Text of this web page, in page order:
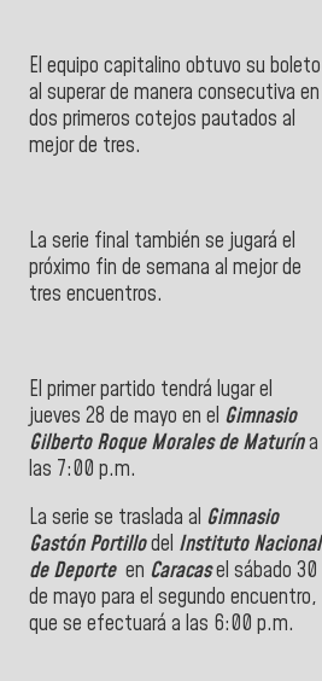
El equipo capitalino obtuvo su boleto
al superar de manera consecutiva en
dos primeros cotejos pautados al
mejor de tres.
La serie final también se jugará el
próximo fin de semana al mejor de
tres encuentros.
El primer partido tendrá lugar el
jueves 28 de mayo en el Gimnasio
Gilberto Roque Morales de Maturína
las 7:00 p.m.
La serie se traslada al Gimnasio
Gastón Portillodel Instituto Nacional
de Deporte en Caracasel sábado 30
de mayo para el segundo encuentro,
que se efectuará a las 6:00 p.m.